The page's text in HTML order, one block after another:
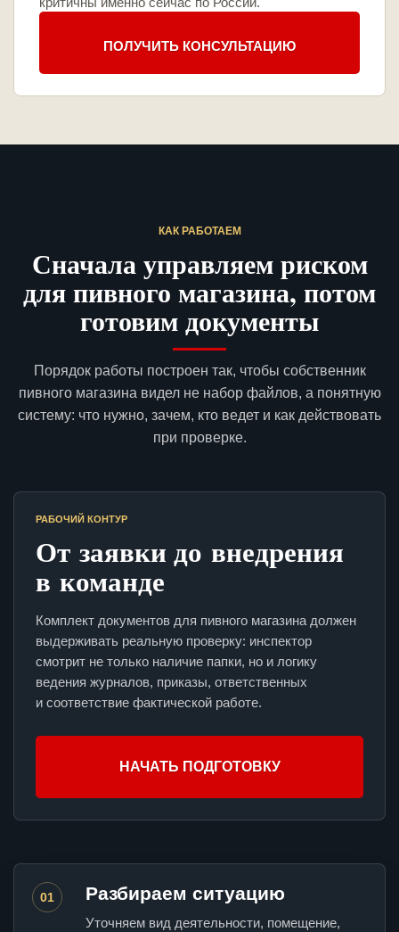
ПОЛУЧИТЬ КОНСУЛЬТАЦИЮ
КАК РАБОТАЕМ
Сначала управляем риском
для пивного магазина, потом
готовим документы
Порядок работы построен так, чтобы собственник
пивного магазина видел не набор файлов, а понятную
систему: что нужно, зачем, кто ведет и как действовать
при проверке.
РАБОЧИЙ КОНТУР
От заявки до внедрения
в команде
Комплект документов для пивного магазина должен
выдерживать реальную проверку: инспектор
смотрит не только наличие папки, но и логику
ведения журналов, приказы, ответственных
и соответствие фактической работе.
НАЧАТЬ ПОДГОТОВКУ
01 Разбираем ситуацию
Уточняем вид деятельности, помещение,